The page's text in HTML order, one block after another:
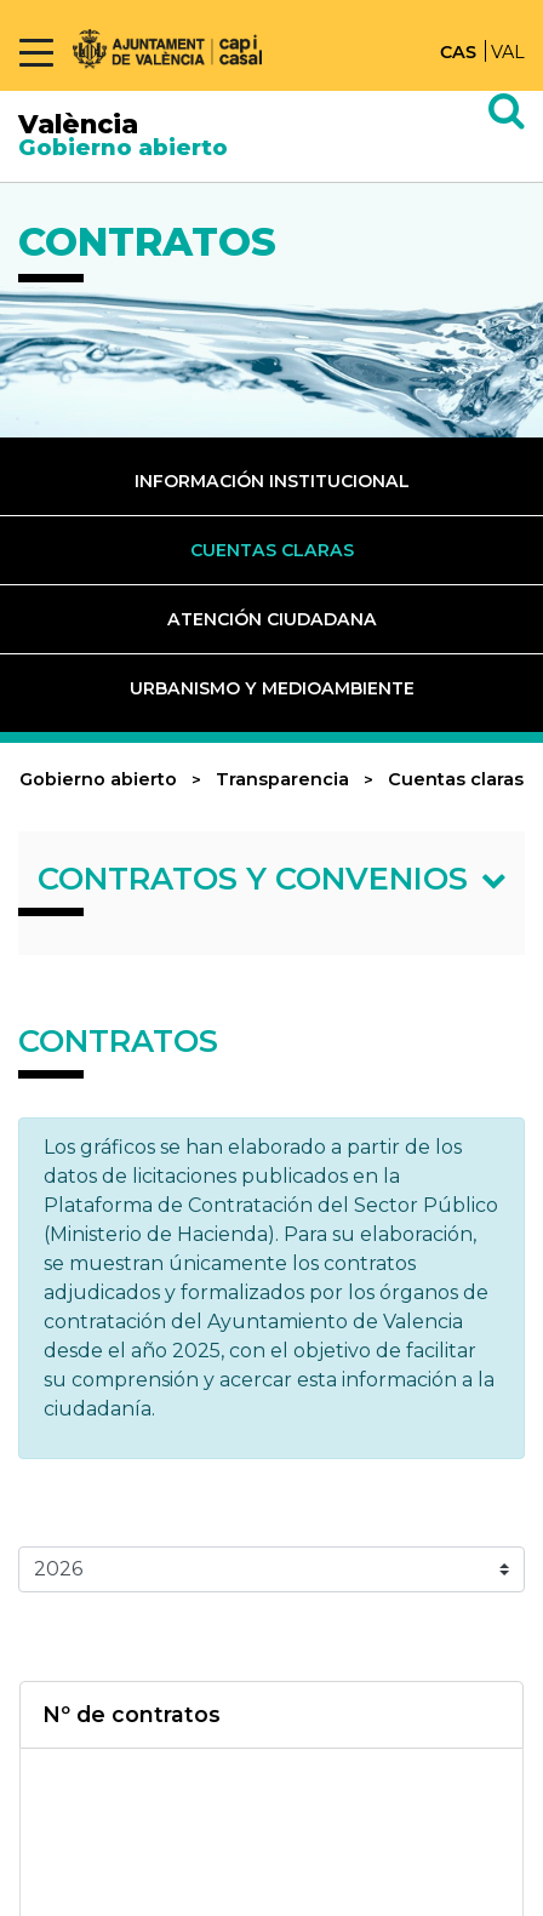
CAS VAL
València
Gobierno abierto
CONTRATOS
INFORMACIÓN INSTITUCIONAL
CUENTAS CLARAS
ATENCIÓN CIUDADANA
URBANISMO Y MEDIOAMBIENTE
Gobierno abierto Transparencia Cuentas claras
CONTRATOS Y CONVENIOS
CONTRATOS
Los gráficos se han elaborado a partir de los
datos de licitaciones publicados en la
Plataforma de Contratación del Sector Público
(Ministerio de Hacienda). Para su elaboración,
se muestran únicamente los contratos
adjudicados y formalizados por los órganos de
contratación del Ayuntamiento de Valencia
desde el año 2025, con el objetivo de facilitar
su comprensión y acercar esta información a la
ciudadanía.
Buscar
Nº de contratos